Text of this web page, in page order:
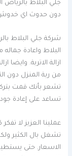
جلي البلاط بالرياض
دون حدوث اي
شركة جلي البلاط
البلاط واعادة
ازالة الاتربة.
من ربة المنزل دون
تشعر بأنك قمت
تساعد على إعادة
عملينا العزيز لا
تشغل بال الكثير
الاسعار. حتى